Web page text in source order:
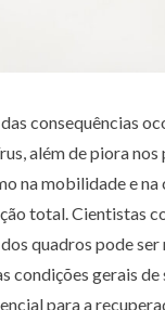
consequências
além de piora nos
na mobilidade e
total. Cientistas
quadros pode
condições gerais
para a